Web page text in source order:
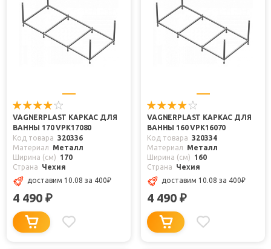
VAGNERPLAST КАРКАС ДЛЯ
ВАННЫ 170 VPK17080
Код товара 320336
Материал
Металл
Ширина (см)
170
Страна
Чехия
доставим 10.08 за 400₽
4 490 ₽
VAGNERPLAST КАРКАС ДЛЯ
ВАННЫ 160 VPK16070
Код товара 320334
Материал
Металл
Ширина (см)
160
Страна
Чехия
доставим 10.08 за 400₽
4 490 ₽